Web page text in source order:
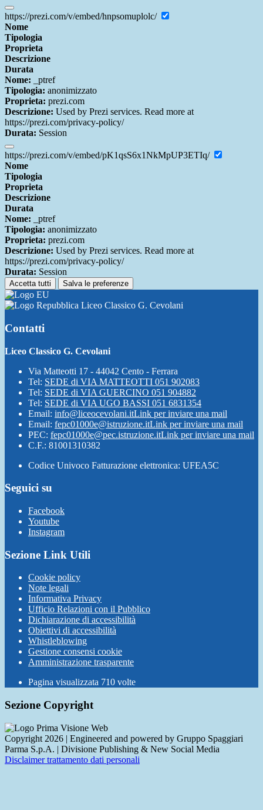
https://prezi.com/v/embed/hnpsomuplolc/
Nome
Tipologia
Proprieta
Descrizione
Durata
Nome: _ptref
Tipologia: anonimizzato
Proprieta: prezi.com
Descrizione: Used by Prezi services. Read more at
https://prezi.com/privacy-policy/
Durata: Session
https://prezi.com/v/embed/pK1qsS6x1NkMpUP3ETIq/
Nome
Tipologia
Proprieta
Descrizione
Durata
Nome: _ptref
Tipologia: anonimizzato
Proprieta: prezi.com
Descrizione: Used by Prezi services. Read more at
https://prezi.com/privacy-policy/
Durata: Session
Accetta tutti Salva le preferenze
Liceo Classico G. Cevolani
Contatti
Liceo Classico G. Cevolani
Via Matteotti 17 - 44042 Cento - Ferrara
Tel: SEDE di VIA MATTEOTTI 051 902083
Tel: SEDE di VIA GUERCINO 051 904882
Tel: SEDE di VIA UGO BASSI 051 6831354
Email: info@liceocevolani.itLink per inviare una mail
Email: fepc01000e@istruzione.itLink per inviare una mail
PEC: fepc01000e@pec.istruzione.itLink per inviare una mail
C.F.: 81001310382
Codice Univoco Fatturazione elettronica: UFEA5C
Seguici su
Facebook
Youtube
Instagram
Sezione Link Utili
Cookie policy
Note legali
Informativa Privacy
Ufficio Relazioni con il Pubblico
Dichiarazione di accessibilità
Obiettivi di accessibilità
Whistleblowing
Gestione consensi cookie
Amministrazione trasparente
Pagina visualizzata 710 volte
Sezione Copyright
Copyright 2026 | Engineered and powered by Gruppo Spaggiari
Parma S.p.A. | Divisione Publishing & New Social Media
Disclaimer trattamento dati personali